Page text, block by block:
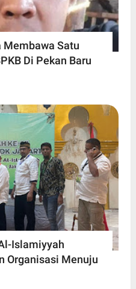
Membawa Satu
Di Pekan Baru
Islamiyyah
Organisasi Menuju